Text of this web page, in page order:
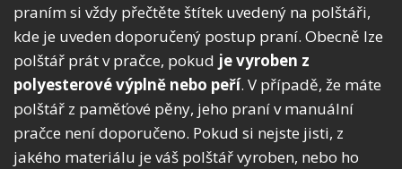
praním si vždy přečtěte štítek uvedený na polštáři,
kde je uveden doporučený postup praní. Obecně lze
polštář prát v pračce, pokud jevyroben z
polyesterové výplně nebo peří. V případě, že máte
polštář z paměťové pěny, jeho praní v manuální
pračce není doporučeno. Pokud si nejste jisti, z
jakého materiálu je váš polštář vyroben, nebo ho